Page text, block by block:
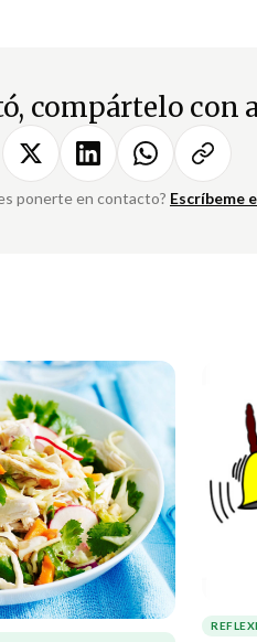
compártelo con
ponerte en contacto? Escríbeme